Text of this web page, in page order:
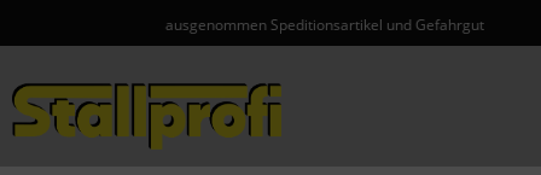
ausgenommen Speditionsartikel und Gefahrgut